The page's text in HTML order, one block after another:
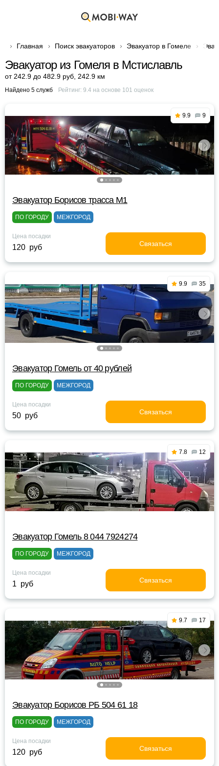
Главная Поиск эвакуаторов Эвакуатор в Гомеле
Эвакуатор из Гомеля в Мстиславль
от 242.9 до 482.9 руб 242.9 км
Найдено 5 служб Рейтинг: 9.4на основе 101 оценок
9.9 9
Эвакуатор Борисов трасса М1
ПО ГОРОДУ МЕЖГОРОД
Цена посадки
120 руб Связаться
9.9 35
Эвакуатор Гомель от 40 рублей
ПО ГОРОДУ МЕЖГОРОД
Цена посадки
50 руб Связаться
7.8 12
Эвакуатор Гомель 8 044 7924274
ПО ГОРОДУ МЕЖГОРОД
Цена посадки
1 руб Связаться
9.7 17
Эвакуатор Борисов РБ 504 61 18
ПО ГОРОДУ МЕЖГОРОД
Цена посадки
120 руб Связаться